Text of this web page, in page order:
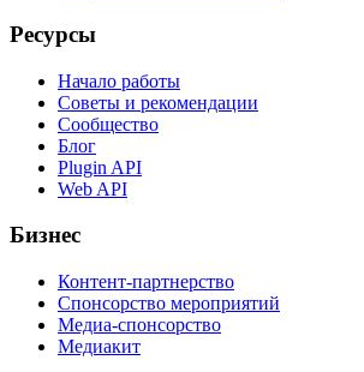
Ресурсы
Начало работы
Советы и рекомендации
Сообщество
Блог
Plugin API
Web API
Бизнес
Контент-партнерство
Спонсорство мероприятий
Медиа-спонсорство
Медиакит